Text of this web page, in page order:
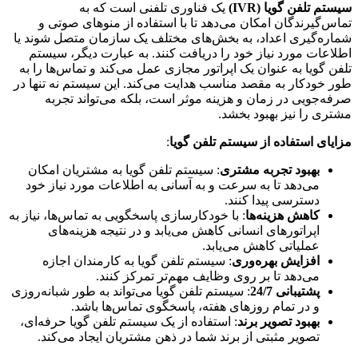
سیستم تلفن گویا (IVR)
یک فناوری تلفنی است که به
تماس‌گیرندگان امکان می‌دهد تا با استفاده از منوهای صوتی و
شماره‌گیری اعداد، به بخش‌های مختلف یک سازمان متصل شوند یا
اطلاعات مورد نیاز خود را دریافت کنند. به عبارت دیگر، سیستم
تلفن گویا به عنوان یک اپراتور مجازی عمل می‌کند و تماس‌ها را به
طور خودکار به مقصد مناسب هدایت می‌کند. این سیستم نه تنها در
صرفه‌جویی در زمان و هزینه موثر است، بلکه می‌تواند تجربه
مشتری را نیز بهبود بخشد.
مزایای استفاده از سیستم تلفن گویا:
بهبود تجربه مشتری: سیستم تلفن گویا به مشتریان امکان
می‌دهد تا به سرعت و به آسانی به اطلاعات مورد نیاز خود
دسترسی پیدا کنند.
کاهش هزینه‌ها: با خودکارسازی پاسخگویی به تماس‌ها، نیاز به
اپراتورهای انسانی کاهش می‌یابد و در نتیجه هزینه‌های
عملیاتی کاهش می‌یابد.
افزایش بهره‌وری: سیستم تلفن گویا به کارمندان اجازه
می‌دهد تا بر روی وظایف مهم‌تر تمرکز کنند.
پشتیبانی 24/7
: سیستم تلفن گویا می‌تواند به طور شبانه‌روزی
و در تمام روزهای هفته، پاسخگوی تماس‌ها باشد.
بهبود تصویر برند: استفاده از یک سیستم تلفن گویا حرفه‌ای،
تصویر مثبتی از برند شما در ذهن مشتریان ایجاد می‌کند.